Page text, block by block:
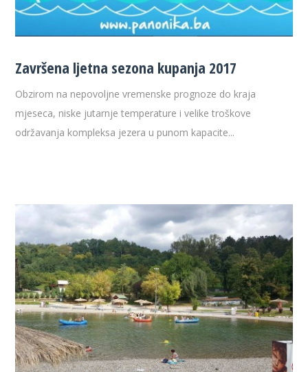
Završena ljetna sezona kupanja 2017
Obzirom na nepovoljne vremenske prognoze do kraja
mjeseca, niske jutarnje temperature i velike troškove
održavanja kompleksa jezera u punom kapacite...